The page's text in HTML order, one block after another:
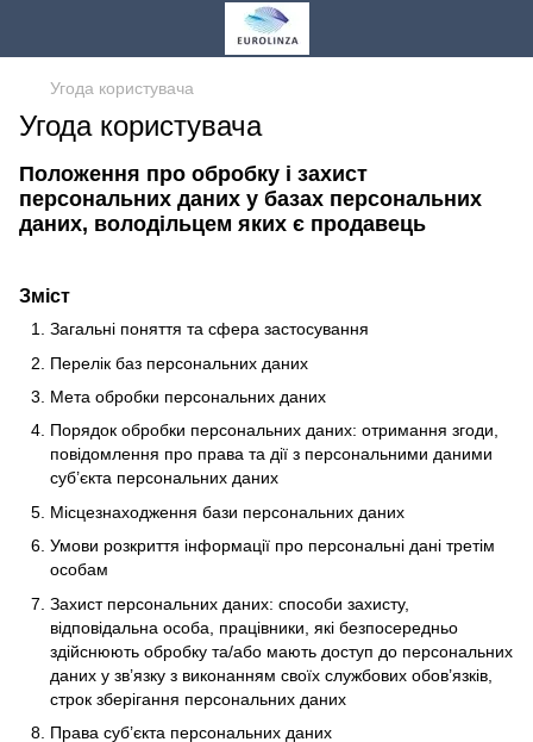
Угода користувача
Угода користувача
Положення про обробку і захист
персональних даних у базах персональних
даних, володільцем яких є продавець
Зміст
Загальні поняття та сфера застосування
Перелік баз персональних даних
Мета обробки персональних даних
Порядок обробки персональних даних: отримання згоди,
повідомлення про права та дії з персональними даними
суб’єкта персональних даних
Місцезнаходження бази персональних даних
Умови розкриття інформації про персональні дані третім
особам
Захист персональних даних: способи захисту,
відповідальна особа, працівники, які безпосередньо
здійснюють обробку та/або мають доступ до персональних
даних у зв’язку з виконанням своїх службових обов’язків,
строк зберігання персональних даних
Права суб’єкта персональних даних